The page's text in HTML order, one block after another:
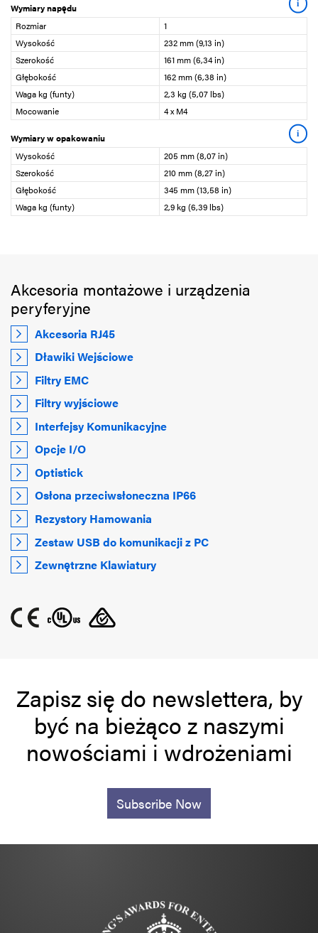
Wymiary napędu i
Rozmiar
1
Wysokość
232 mm (9,13 in)
Szerokość
161 mm (6,34 in)
Głębokość
162 mm (6,38 in)
Waga kg (funty)
2,3 kg (5,07 lbs)
Mocowanie
4 x M4
Wymiary w opakowaniu i
Wysokość
205 mm (8,07 in)
Szerokość
210 mm (8,27 in)
Głębokość
345 mm (13,58 in)
Waga kg (funty)
2,9 kg (6,39 lbs)
Akcesoria montażowe i urządzenia
peryferyjne
Akcesoria RJ45
Dławiki Wejściowe
Filtry EMC
Filtry wyjściowe
Interfejsy Komunikacyjne
Opcje I/O
Optistick
Osłona przeciwsłoneczna IP66
Rezystory Hamowania
Zestaw USB do komunikacji z PC
Zewnętrzne Klawiatury
Zapisz się do newslettera, by
być na bieżąco z naszymi
nowościami i wdrożeniami
Subscribe Now